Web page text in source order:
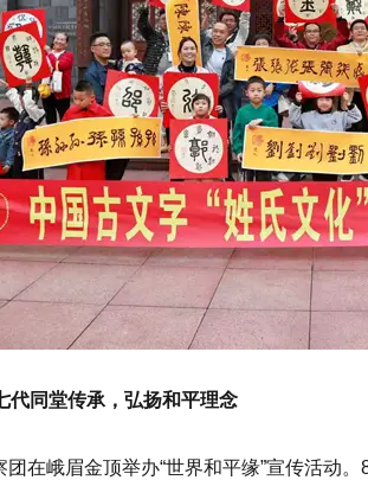
代同堂传承，弘扬和平理念
团在峨眉金顶举办“世界和平缘”宣传活动